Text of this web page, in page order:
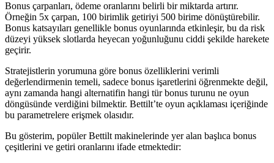
Bonus çarpanları, ödeme oranlarını belirli bir miktarda artırır.
Örneğin 5x çarpan, 100 birimlik getiriyi 500 birime dönüştürebilir.
Bonus katsayıları genellikle bonus oyunlarında etkinleşir, bu da risk
düzeyi yüksek slotlarda heyecan yoğunluğunu ciddi şekilde harekete
geçirir.
Stratejistlerin yorumuna göre bonus özelliklerini verimli
değerlendirmenin temeli, sadece bonus işaretlerini öğrenmekte değil,
aynı zamanda hangi alternatifin hangi tür bonus turunu ne oyun
döngüsünde verdiğini bilmektir. Bettilt’te oyun açıklaması içeriğinde
bu parametrelere erişmek olasıdır.
Bu gösterim, popüler Bettilt makinelerinde yer alan başlıca bonus
çeşitlerini ve getiri oranlarını ifade etmektedir: